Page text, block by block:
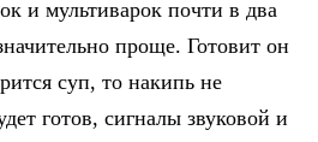
и мультиварок почти в два
проще. Готовит он
суп, то накипь не
готов, сигналы звуковой и